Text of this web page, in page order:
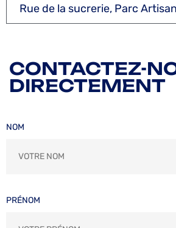
Rue de la sucrerie, Parc
CONTACTEZ-
DIRECTEMENT
NOM
PRÉNOM